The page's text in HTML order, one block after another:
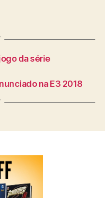
da série
na E3 2018